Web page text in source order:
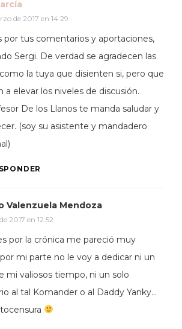
de 2017 en 14:29
por tus comentarios y aportaciones,
Sergi. De verdad se agradecen las
la tuya que disienten si, pero que
a elevar los niveles de discusión.
De los Llanos te manda saludar y
(soy su asistente y mandadero
Valenzuela Mendoza
2017 en 12:52
por la crónica me pareció muy
mi parte no le voy a dedicar ni un
mi valiosos tiempo, ni un solo
al tal Komander o al Daddy Yanky…